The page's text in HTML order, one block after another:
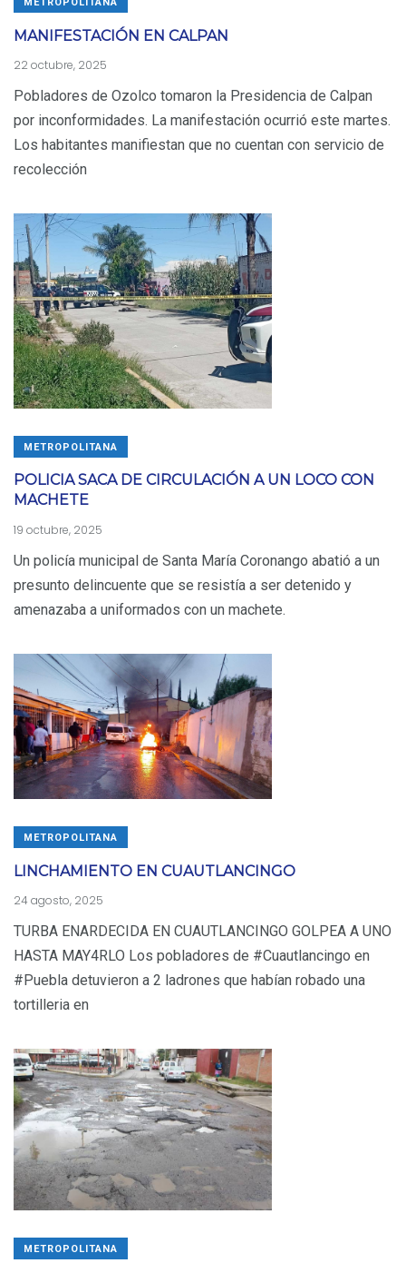
METROPOLITANA
MANIFESTACIÓN EN CALPAN
22 octubre, 2025
Pobladores de Ozolco tomaron la Presidencia de Calpan
por inconformidades. La manifestación ocurrió este martes.
Los habitantes manifiestan que no cuentan con servicio de
recolección
METROPOLITANA
POLICIA SACA DE CIRCULACIÓN A UN LOCO CON
MACHETE
19 octubre, 2025
Un policía municipal de Santa María Coronango abatió a un
presunto delincuente que se resistía a ser detenido y
amenazaba a uniformados con un machete.
METROPOLITANA
LINCHAMIENTO EN CUAUTLANCINGO
24 agosto, 2025
TURBA ENARDECIDA EN CUAUTLANCINGO GOLPEA A UNO
HASTA MAY4RLO Los pobladores de #Cuautlancingo en
#Puebla detuvieron a 2 ladrones que habían robado una
tortilleria en
METROPOLITANA